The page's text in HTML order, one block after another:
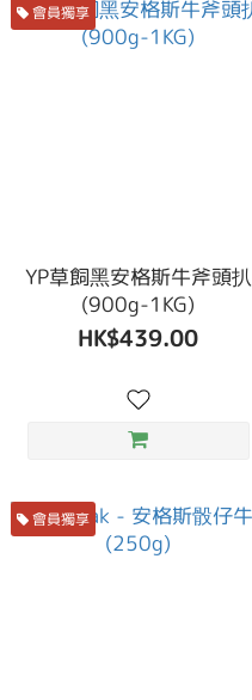
會員獨享
YP草飼黑安格斯牛斧頭扒
(900g-1KG)
HK$439.00
會員獨享